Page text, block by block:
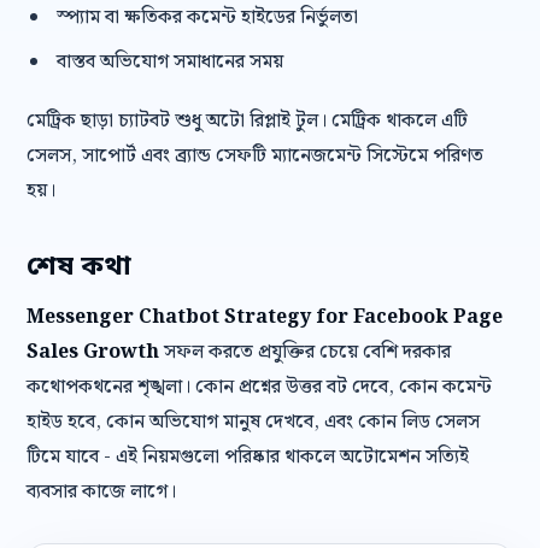
স্প্যাম বা ক্ষতিকর কমেন্ট হাইডের নির্ভুলতা
বাস্তব অভিযোগ সমাধানের সময়
মেট্রিক ছাড়া চ্যাটবট শুধু অটো রিপ্লাই টুল। মেট্রিক থাকলে এটি
সেলস, সাপোর্ট এবং ব্র্যান্ড সেফটি ম্যানেজমেন্ট সিস্টেমে পরিণত
হয়।
শেষ কথা
Messenger Chatbot Strategy for Facebook Page
Sales Growthসফল করতে প্রযুক্তির চেয়ে বেশি দরকার
কথোপকথনের শৃঙ্খলা। কোন প্রশ্নের উত্তর বট দেবে, কোন কমেন্ট
হাইড হবে, কোন অভিযোগ মানুষ দেখবে, এবং কোন লিড সেলস
টিমে যাবে - এই নিয়মগুলো পরিষ্কার থাকলে অটোমেশন সত্যিই
ব্যবসার কাজে লাগে।